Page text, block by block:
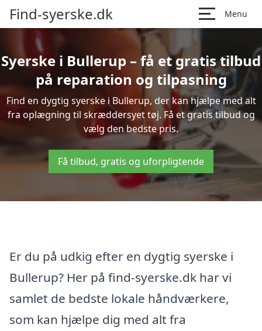
Find-syerske.dk Menu
Syerske i Bullerup – få et gratis tilbud
på reparation og tilpasning
Find en dygtig syerske i Bullerup, der kan hjælpe med alt
fra oplægning til skræddersyet tøj. Få et gratis tilbud og
vælg den bedste pris.
Få tilbud, gratis og uforpligtende
Er du på udkig efter en dygtig syerske i
Bullerup? Her på find-syerske.dk har vi
samlet de bedste lokale håndværkere,
som kan hjælpe dig med alt fra